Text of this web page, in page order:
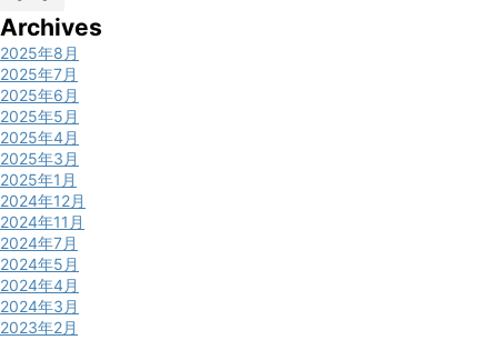
Archives
2025年8月
2025年7月
2025年6月
2025年5月
2025年4月
2025年3月
2025年1月
2024年12月
2024年11月
2024年7月
2024年5月
2024年4月
2024年3月
2023年2月